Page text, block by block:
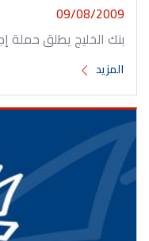
09/08/2009
بنك الخليج يطلق حملة
المزيد